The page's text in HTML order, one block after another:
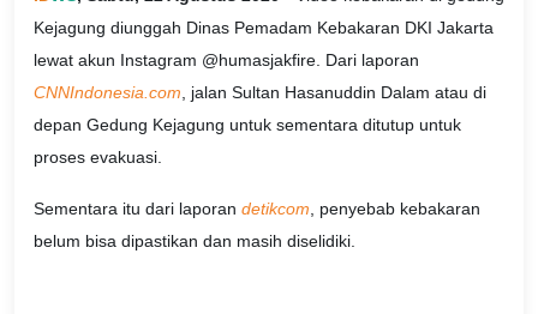
Kejagung diunggah Dinas Pemadam Kebakaran DKI Jakarta
lewat akun Instagram @humasjakfire. Dari laporan
CNNIndonesia.com , jalan Sultan Hasanuddin Dalam atau di
depan Gedung Kejagung untuk sementara ditutup untuk
proses evakuasi.
Sementara itu dari laporan detikcom, penyebab kebakaran
belum bisa dipastikan dan masih diselidiki.